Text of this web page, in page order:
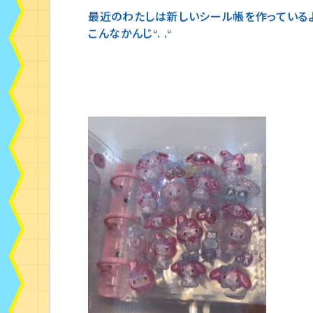
最近のわたしは新しいシール帳を作っている
こんなかんじᐡ. .ᐡ